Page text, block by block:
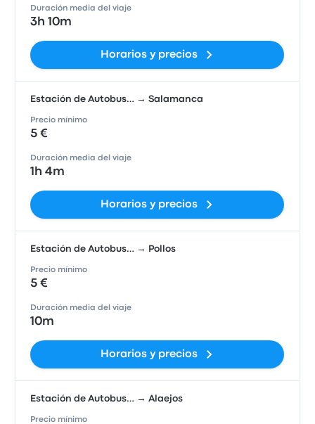
Duración media del viaje
3h 10m
Horarios y precios
Estación de Autobus… → Salamanca
Precio mínimo
5 €
Duración media del viaje
1h 4m
Horarios y precios
Estación de Autobus… → Pollos
Precio mínimo
5 €
Duración media del viaje
10m
Horarios y precios
Estación de Autobus… → Alaejos
Precio mínimo